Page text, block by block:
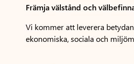
Främja välstånd och
Vi kommer att leverera
ekonomiska, sociala och